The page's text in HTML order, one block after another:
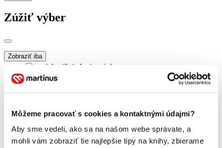
Môžeme pracovať s cookies a kontaktnými údajmi?
Aby sme vedeli, ako sa na našom webe správate, a
mohli vám zobraziť tie najlepšie tipy na knihy, zbierame
Zúžiť výber
Zobraziť iba
novinky (0 titulov)
novinky
zľavnené tituly (0 titulov)
Dostupnosť
predpredaj (0 titulov)predpredaj
pripravujeme (0 titulov)
pripravujeme
dostupná (bez vypredaných) (0 titulov)dostupná (bez
vypredaných)